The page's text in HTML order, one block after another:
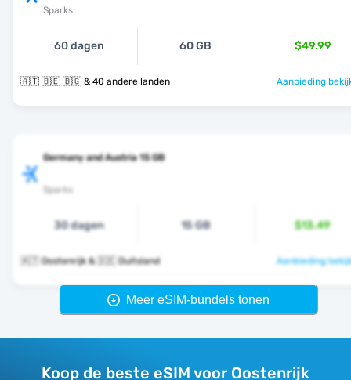
Sparks
60 dagen 60 GB $49.99
🇦🇹 🇧🇪 🇧🇬 & 40 andere landen Aanbieding
Germany and Austria 15 GB
Sparks
30 dagen 15 GB $13.49
🇦🇹 Oostenrijk & 🇩🇪 Duitsland Aanbieding
Meer eSIM-bundels tonen
Koop de beste eSIM voor Oostenrijk